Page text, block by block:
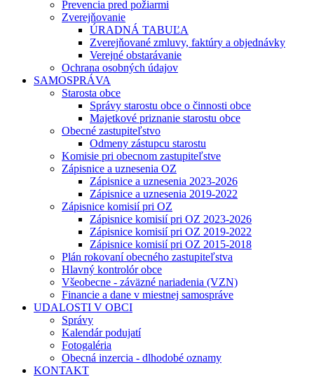
Prevencia pred požiarmi
Zverejňovanie
ÚRADNÁ TABUĽA
Zverejňované zmluvy, faktúry a objednávky
Verejné obstarávanie
Ochrana osobných údajov
SAMOSPRÁVA
Starosta obce
Správy starostu obce o činnosti obce
Majetkové priznanie starostu obce
Obecné zastupiteľstvo
Odmeny zástupcu starostu
Komisie pri obecnom zastupiteľstve
Zápisnice a uznesenia OZ
Zápisnice a uznesenia 2023-2026
Zápisnice a uznesenia 2019-2022
Zápisnice komisií pri OZ
Zápisnice komisií pri OZ 2023-2026
Zápisnice komisií pri OZ 2019-2022
Zápisnice komisií pri OZ 2015-2018
Plán rokovaní obecného zastupiteľstva
Hlavný kontrolór obce
Všeobecne - záväzné nariadenia (VZN)
Financie a dane v miestnej samospráve
UDALOSTI V OBCI
Správy
Kalendár podujatí
Fotogaléria
Obecná inzercia - dlhodobé oznamy
KONTAKT